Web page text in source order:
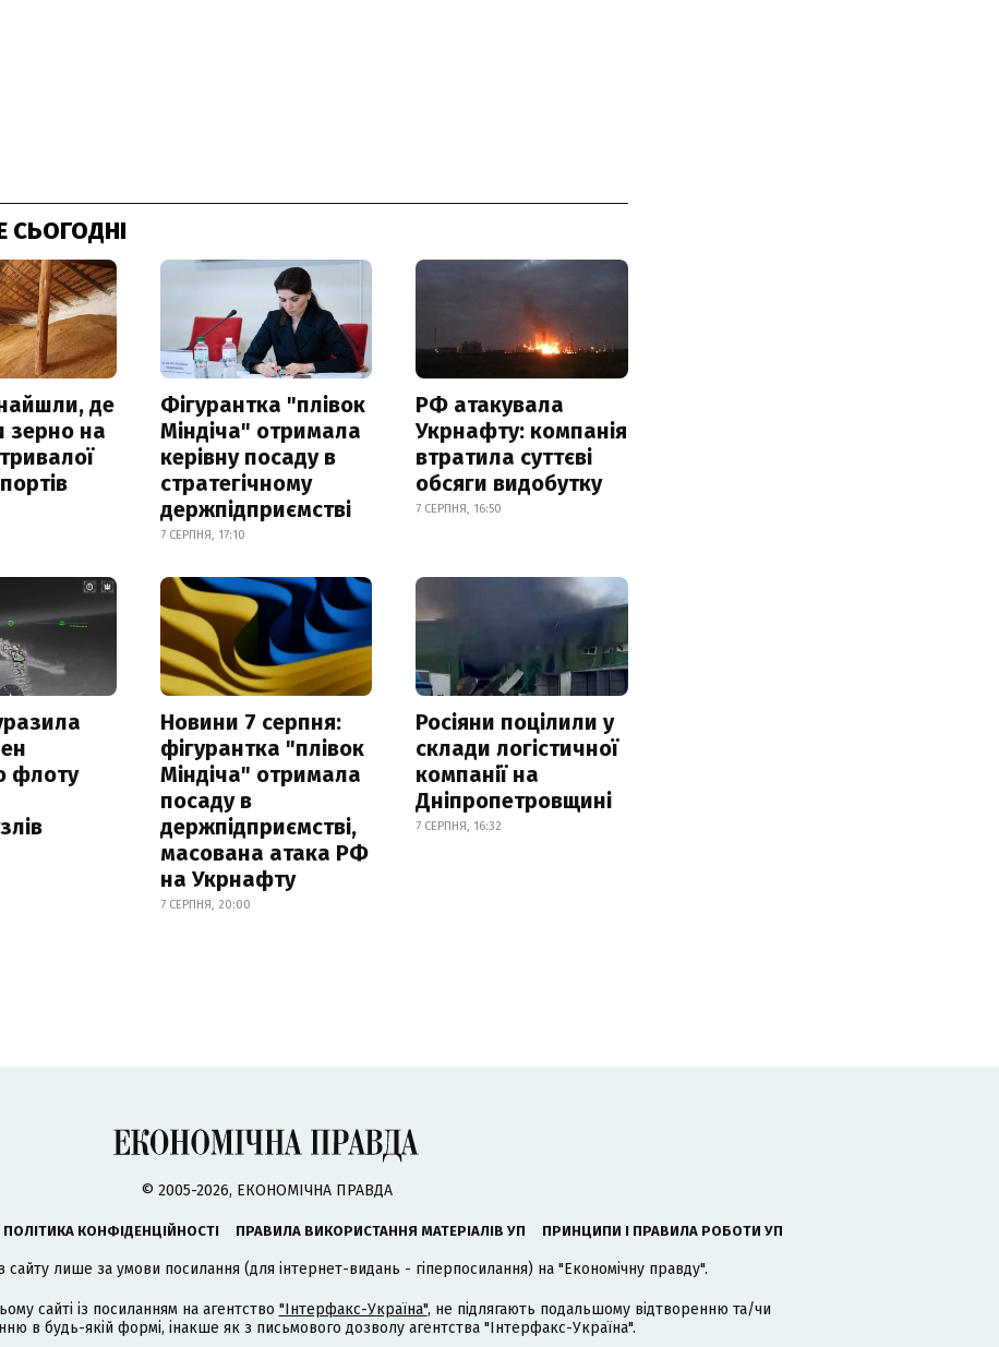
СЬОГОДНІ
де
зерно на
Фігурантка "плівок
Міндіча" отримала
керівну посаду в
стратегічному
держпідприємстві
7 СЕРПНЯ, 17:10
РФ атакувала
Укрнафту: компанія
втратила суттєві
обсяги видобутку
7 СЕРПНЯ, 16:50
флоту
Новини 7 серпня:
фігурантка "плівок
Міндіча" отримала
посаду в
держпідприємстві,
масована атака РФ
на Укрнафту
7 СЕРПНЯ, 20:00
Росіяни поцілили у
склади логістичної
компанії на
Дніпропетровщині
7 СЕРПНЯ, 16:32
© 2005-2026, ЕКОНОМІЧНА ПРАВДА
ПОЛІТИКА КОНФІДЕНЦІЙНОСТІ ПРАВИЛА ВИКОРИСТАННЯ МАТЕРІАЛІВ УП ПРИНЦИПИ І ПРАВИЛА РОБОТИ УП
сайту лише за умови посилання (для інтернет-видань - гіперпосилання) на "Економічну правду".
сайті із посиланням на агентство "Інтерфакс-Україна", не підлягають подальшому відтворенню та/чи
в будь-якій формі, інакше як з письмового дозволу агентства "Інтерфакс-Україна".